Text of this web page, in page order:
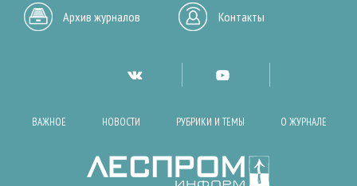
Архив журналов Контакты
ВАЖНОЕ НОВОСТИ РУБРИКИ И ТЕМЫ О ЖУРНАЛЕ